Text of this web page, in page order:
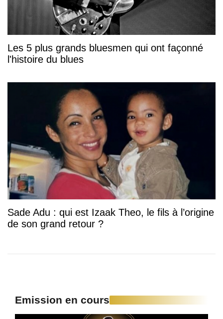
Les 5 plus grands bluesmen qui ont façonné
l'histoire du blues
Sade Adu : qui est Izaak Theo, le fils à l’origine
de son grand retour ?
Emission en cours